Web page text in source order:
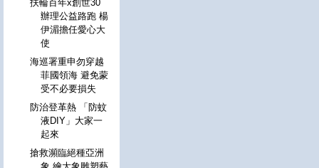
扶輪百年x創世30
辦理公益路跑 楊
伊湄擔任愛心大
使
海巡署重申勿穿越
菲國領海 避免蒙
受不必要損失
防治登革熱 「防蚊
液DIY」大家一
起來
搶救瀕臨絕種亞洲